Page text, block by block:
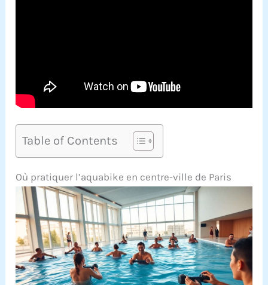
Table of Contents
Où pratiquer l’aquabike en centre-ville de Paris